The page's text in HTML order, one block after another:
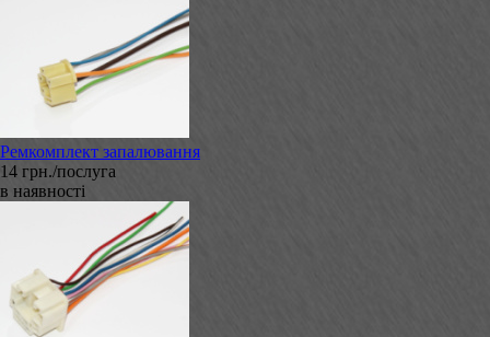
Ремкомплект запалювання
14 грн./послуга
в наявності